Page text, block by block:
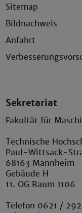
Sitemap
Bildnachweis
Anfahrt
Sekretariat
Fakultät für
Technische
Paul-Wittsack-
68163 Mannheim
Gebäude H
11. OG Raum 1106
Telefon 0621 /